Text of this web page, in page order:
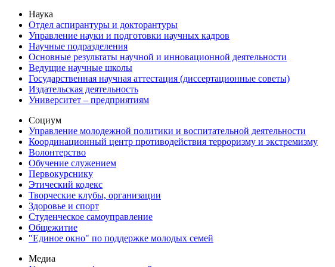
Наука
Отдел аспирантуры и докторантуры
Управление науки и подготовки научных кадров
Научные подразделения
Основные результаты научной и инновационной деятельности
Ведущие научные школы
Государственная научная аттестация (диссертационные советы)
Издательская деятельность
Университет – предприятиям
Социум
Управление молодежной политики и воспитательной деятельности
Координационный центр противодействия терроризму и экстремизму
Волонтерство
Обучение служением
Первокурснику
Этический кодекс
Творческие клубы, организации
Здоровье и спорт
Студенческое самоуправление
Общежитие
"Единое окно" по поддержке молодых семей
Медиа